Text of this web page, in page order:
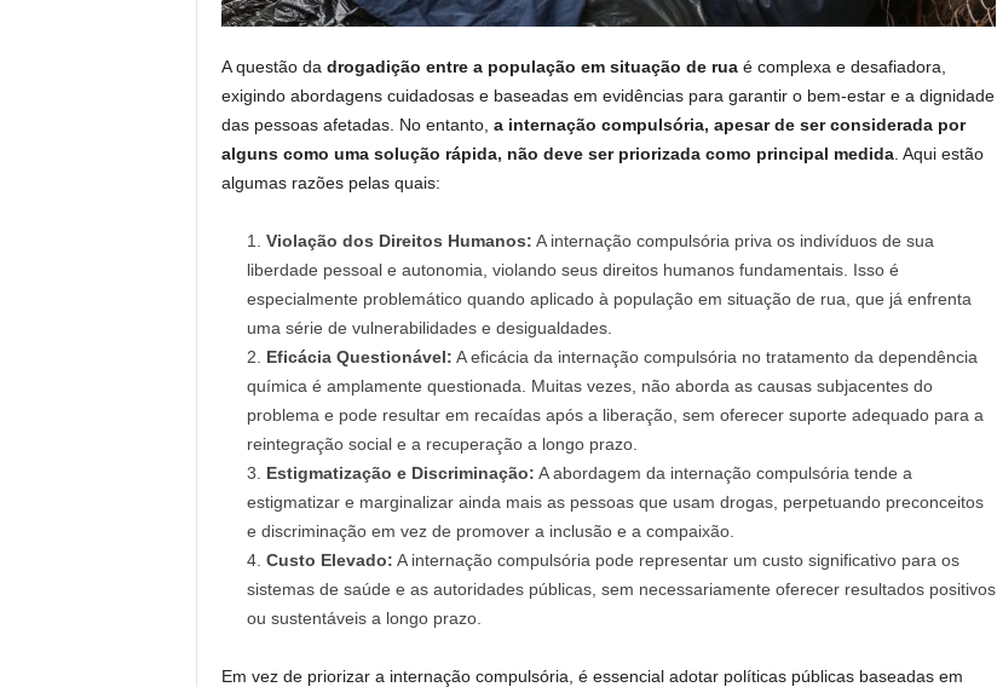
A questão da drogadição entre a população em situação de ruaé complexa e desafiadora,
exigindo abordagens cuidadosas e baseadas em evidências para garantir o bem-estar e a dignidade
das pessoas afetadas. No entanto, a internação compulsória, apesar de ser considerada por
alguns como uma solução rápida, não deve ser priorizada como principal medida. Aqui estão
algumas razões pelas quais:
Violação dos Direitos Humanos: A internação compulsória priva os indivíduos de sua
liberdade pessoal e autonomia, violando seus direitos humanos fundamentais. Isso é
especialmente problemático quando aplicado à população em situação de rua, que já enfrenta
uma série de vulnerabilidades e desigualdades.
Eficácia Questionável: A eficácia da internação compulsória no tratamento da dependência
química é amplamente questionada. Muitas vezes, não aborda as causas subjacentes do
problema e pode resultar em recaídas após a liberação, sem oferecer suporte adequado para a
reintegração social e a recuperação a longo prazo.
Estigmatização e Discriminação: A abordagem da internação compulsória tende a
estigmatizar e marginalizar ainda mais as pessoas que usam drogas, perpetuando preconceitos
e discriminação em vez de promover a inclusão e a compaixão.
Custo Elevado: A internação compulsória pode representar um custo significativo para os
sistemas de saúde e as autoridades públicas, sem necessariamente oferecer resultados positivos
ou sustentáveis a longo prazo.
Em vez de priorizar a internação compulsória, é essencial adotar políticas públicas baseadas em